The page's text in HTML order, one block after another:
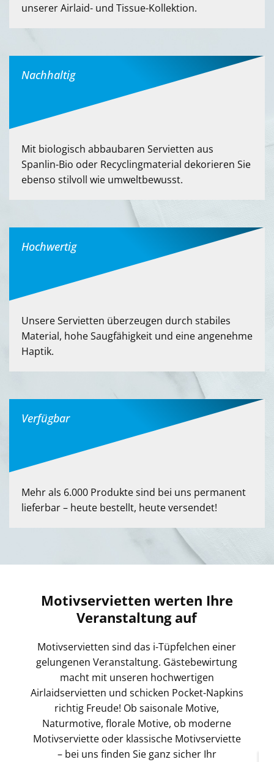
unserer Airlaid- und Tissue-Kollektion.
Nachhaltig
Mit biologisch abbaubaren Servietten aus
Spanlin-Bio oder Recyclingmaterial dekorieren Sie
ebenso stilvoll wie umweltbewusst.
Hochwertig
Unsere Servietten überzeugen durch stabiles
Material, hohe Saugfähigkeit und eine angenehme
Haptik.
Verfügbar
Mehr als 6.000 Produkte sind bei uns permanent
lieferbar – heute bestellt, heute versendet!
Motivservietten werten Ihre
Veranstaltung auf
Motivservietten sind das i-Tüpfelchen einer
gelungenen Veranstaltung. Gästebewirtung
macht mit unseren hochwertigen
Airlaidservietten und schicken Pocket-Napkins
richtig Freude! Ob saisonale Motive,
Naturmotive, florale Motive, ob moderne
Motivserviette oder klassische Motivserviette
– bei uns finden Sie ganz sicher Ihr